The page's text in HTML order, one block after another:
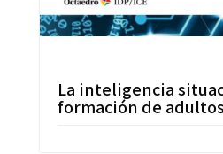
La inteligencia
formación de adultos